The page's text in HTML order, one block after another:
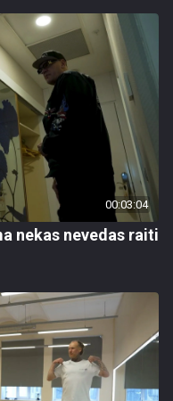
00:03:04
nekas nevedas raiti